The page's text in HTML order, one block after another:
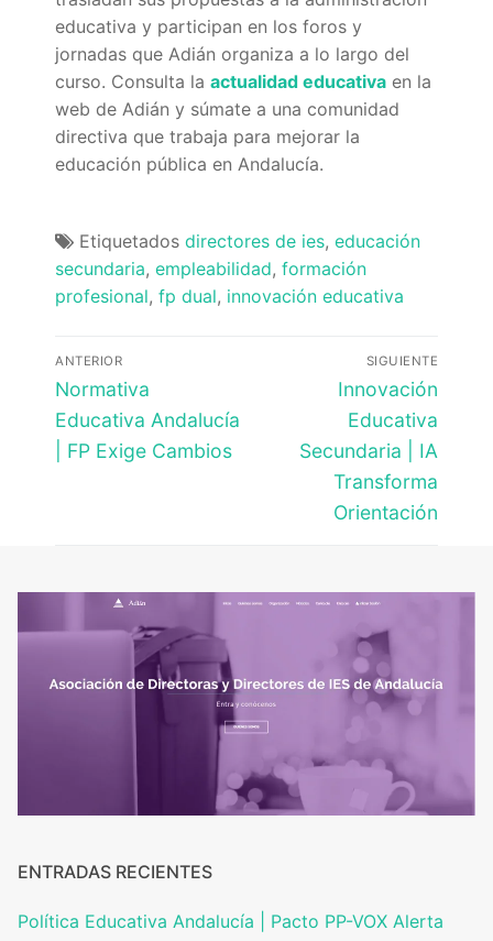
educativa y participan en los foros y
jornadas que Adián organiza a lo largo del
curso. Consulta la actualidad educativa en la
web de Adián y súmate a una comunidad
directiva que trabaja para mejorar la
educación pública en Andalucía.
Etiquetados directores de ies, educación
secundaria, empleabilidad, formación
profesional, fp dual, innovación educativa
Navegación
de
entradas
ANTERIOR
Entrada
anterior:
Normativa
Educativa Andalucía
| FP Exige Cambios
SIGUIENTE
Entrada
siguiente:
Innovación
Educativa
Secundaria | IA
Transforma
Orientación
ENTRADAS RECIENTES
Política Educativa Andalucía | Pacto PP-VOX Alerta